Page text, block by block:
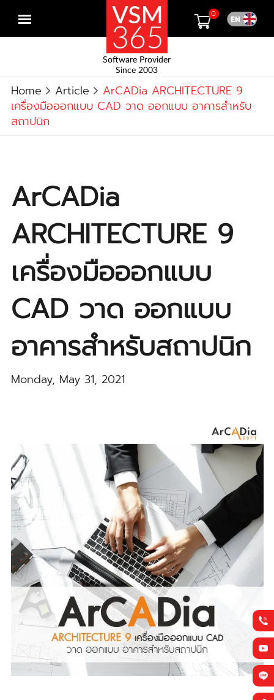
Open
Software Provider
Since 2003
0
Home Article
ArCADia ARCHITECTURE 9
เครื่องมือออกแบบ CAD วาด ออกแบบ อาคารสำหรับ
สถาปนิก
ArCADia
ARCHITECTURE 9
เครื่องมือออกแบบ
CAD วาด ออกแบบ
อาคารสำหรับสถาปนิก
Monday, May 31, 2021